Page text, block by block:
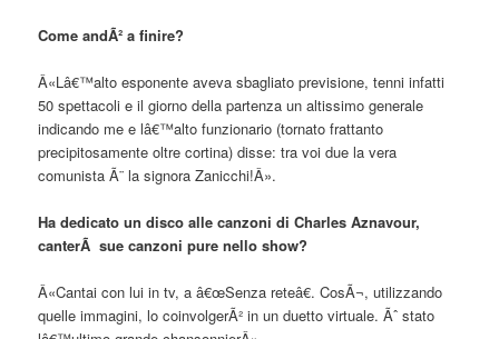
Come andÃ² a finire?
Â«Lâ€™alto esponente aveva sbagliato previsione, tenni infatti
50 spettacoli e il giorno della partenza un altissimo generale
indicando me e lâ€™alto funzionario (tornato frattanto
precipitosamente oltre cortina) disse: tra voi due la vera
comunista Ã¨ la signora Zanicchi!Â».
Ha dedicato un disco alle canzoni di Charles Aznavour,
canterÃ sue canzoni pure nello show?
Â«Cantai con lui in tv, a â€œSenza reteâ€. CosÃ¬, utilizzando
quelle immagini, lo coinvolgerÃ² in un duetto virtuale. Ãˆ stato